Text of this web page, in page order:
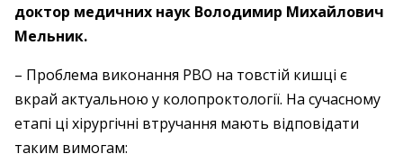
доктор медичних наук Володимир Михайлович
Мельник.
– Проблема виконання РВО на товстій кишці є
вкрай актуальною у колопроктології. На сучасному
етапі ці хірургічні втручання мають відповідати
таким вимогам: